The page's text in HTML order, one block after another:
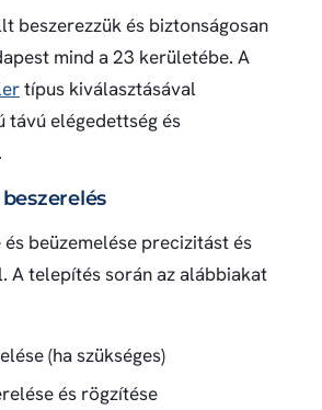
beszerezzük és biztonságosan
mind a 23 kerületébe. A
típus kiválasztásával
távú elégedettség és
beüzemelése precizitást és
A telepítés során az alábbiakat
(ha szükséges)
és rögzítése